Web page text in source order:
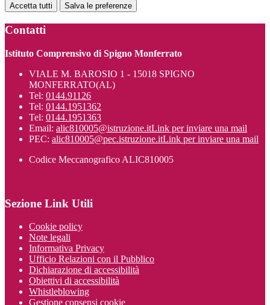
Accetta tutti Salva le preferenze
Contatti
Istituto Comprensivo di Spigno Monferrato
VIALE M. BAROSIO 1 - 15018 SPIGNO
MONFERRATO(AL)
Tel: 0144.91126
Tel: 0144.1951362
Tel: 0144.1951363
Email: alic810005@istruzione.itLink per inviare una mail
PEC: alic810005@pec.istruzione.itLink per inviare una mail
Codice Meccanografico ALIC810005
Sezione Link Utili
Cookie policy
Note legali
Informativa Privacy
Ufficio Relazioni con il Pubblico
Dichiarazione di accessibilità
Obiettivi di accessibilità
Whistleblowing
Gestione consensi cookie